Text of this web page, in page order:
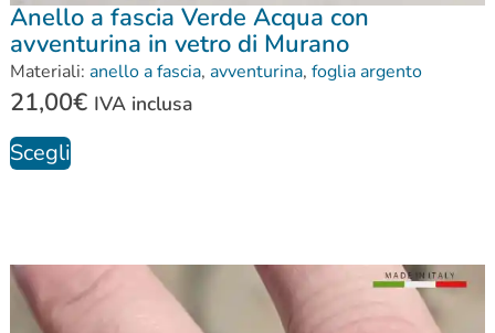
Anello a fascia Verde Acqua con
avventurina in vetro di Murano
Materiali: anello a fascia, avventurina, foglia argento
21,00€ IVA inclusa
Scegli